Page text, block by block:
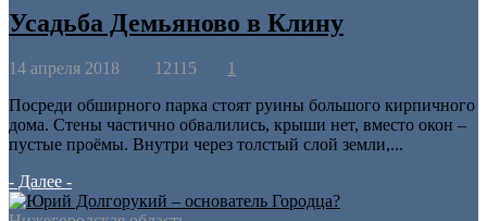
Усадьба Демьяново в Клину
14 апреля 2018 12115
1
Посреди обширного парка стоят руины большого кирпичного
дома. Стены частично обвалились, крыши нет, вместо окон –
пустые проёмы. Внутри через толстый слой земли,...
- Далее -